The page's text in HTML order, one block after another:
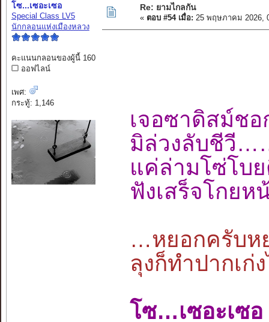
โซ...เซอะเซอ
Special Class LV5
นักกลอนแห่งเมืองหลวง
คะแนนกลอนของผู้นี้ 160
ออฟไลน์
เพศ:
กระทู้: 1,146
Re: ยามไกลกัน
« ตอบ #54 เมื่อ: 25 พฤษภาคม 2026,
เจอซาดิสม์
มิล่วงลับชีวี
แค่ล่ามโซ่โ
ฟังเสร็จโกย
…หยอกครับห
ลุงก็ทำปากเก่
โซ…เซอะเซอ